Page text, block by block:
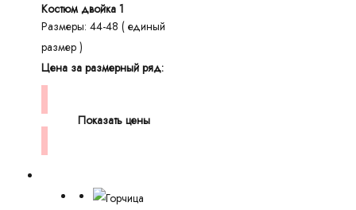
Костюм двойка 1
Размеры: 44-48 ( единый
размер )
Цена за размерный ряд:
Показать цены